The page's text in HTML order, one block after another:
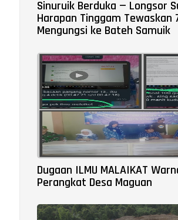
Sinuruik Berduka — Longsor
Harapan Tinggam Tewaskan
Mengungsi ke Bateh Samuik
Dugaan ILMU MALAIKAT
Perangkat Desa Maguan